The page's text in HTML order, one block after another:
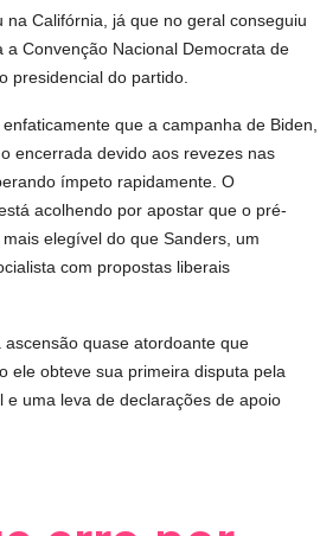
na Califórnia, já que no geral conseguiu
Convenção Nacional Democrata de
presidencial do partido.
que a campanha de Biden,
encerrada devido aos revezes nas
ímpeto rapidamente. O
acolhendo por apostar que o pré-
elegível do que Sanders, um
com propostas liberais
quase atordoante que
ele obteve sua primeira disputa pela
e uma leva de declarações de apoio